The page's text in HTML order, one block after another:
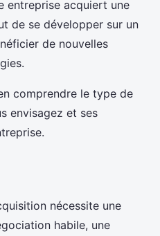
entreprise acquiert une
de se développer sur un
de nouvelles
comprendre le type de
envisagez et ses
nécessite une
habile, une